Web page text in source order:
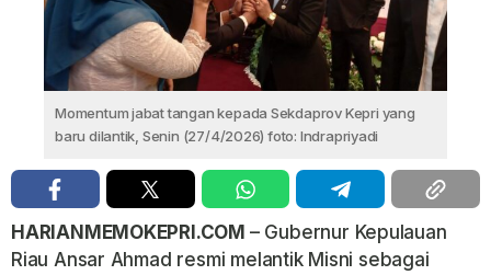
Momentum jabat tangan kepada Sekdaprov Kepri yang
baru dilantik, Senin (27/4/2026) foto: Indrapriyadi
HARIANMEMOKEPRI.COM – Gubernur Kepulauan
Riau Ansar Ahmad resmi melantik Misni sebagai